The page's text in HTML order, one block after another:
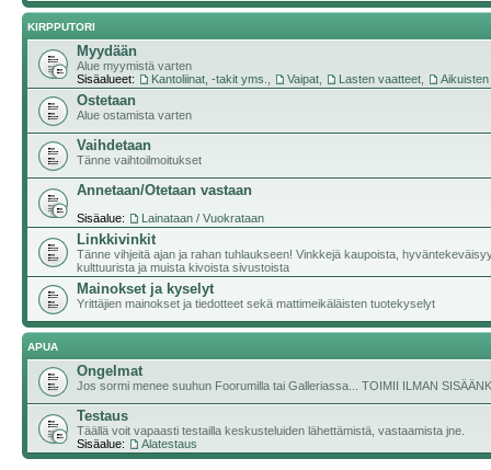
KIRPPUTORI
Myydään
Alue myymistä varten
Sisäalueet:
Kantoliinat, -takit yms. Vaipat Lasten vaatteet
Ostetaan
Alue ostamista varten
Vaihdetaan
Tänne vaihtoilmoitukset
Annetaan/Otetaan vastaan
Sisäalue: Lainataan / Vuokrataan
Linkkivinkit
Tänne vihjeitä ajan ja rahan tuhlaukseen! Vinkkejä kaupoista,
kulttuurista ja muista kivoista sivustoista
Mainokset ja kyselyt
Yrittäjien mainokset ja tiedotteet sekä mattimeikäläisten tuotekyselyt
APUA
Ongelmat
Jos sormi menee suuhun Foorumilla tai Galleriassa... TOIMII ILMAN
Testaus
Täällä voit vapaasti testailla keskusteluiden lähettämistä, vastaamista jne.
Sisäalue:
Alatestaus